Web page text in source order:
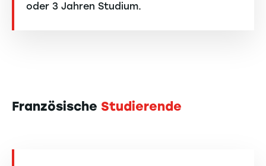
oder 3 Jahren Studium.
Französische Studierende